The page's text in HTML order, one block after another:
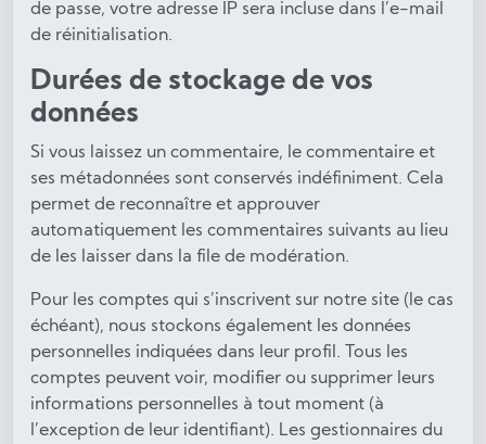
de passe, votre adresse IP sera incluse dans l’e-mail
de réinitialisation.
Durées de stockage de vos
données
Si vous laissez un commentaire, le commentaire et
ses métadonnées sont conservés indéfiniment. Cela
permet de reconnaître et approuver
automatiquement les commentaires suivants au lieu
de les laisser dans la file de modération.
Pour les comptes qui s’inscrivent sur notre site (le cas
échéant), nous stockons également les données
personnelles indiquées dans leur profil. Tous les
comptes peuvent voir, modifier ou supprimer leurs
informations personnelles à tout moment (à
l’exception de leur identifiant). Les gestionnaires du